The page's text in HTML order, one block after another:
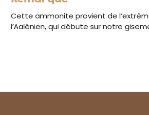
Cette ammonite provient de
l’Aalénien, qui débute sur notre